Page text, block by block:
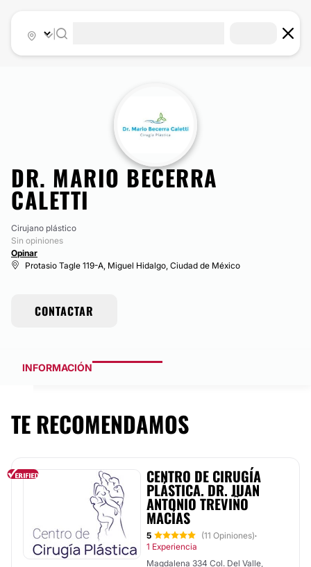
DR. MARIO BECERRA
CALETTI
Cirujano plástico
Sin opiniones
Opinar
Protasio Tagle 119-A, Miguel Hidalgo, Ciudad de México
CONTACTAR
INFORMACIÓN
TE RECOMENDAMOS
CENTRO DE CIRUGÍA
PLÁSTICA. DR. JUAN
ANTONIO TREVIÑO
MACÍAS
5 (11 Opiniones)·
1 Experiencia
Magdalena 334 Col. Del Valle,